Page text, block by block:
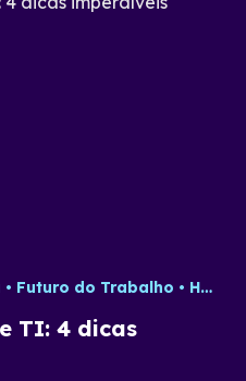
Futuro do Trabalho Home Office
TI: 4 dicas